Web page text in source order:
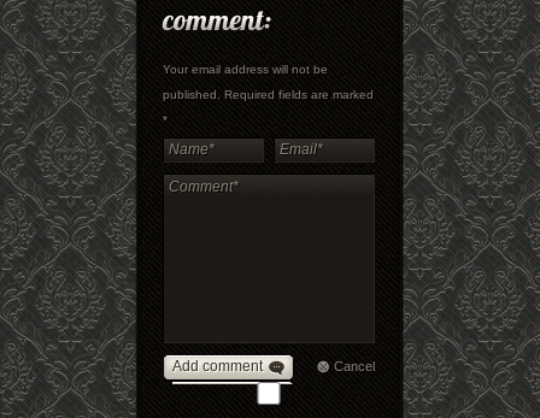
Your email address will not be
published. Required fields are marked
*
Add comment Cancel